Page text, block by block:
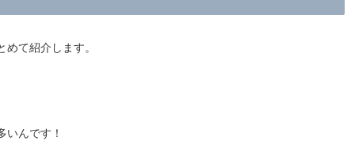
て紹介します。
いんです！